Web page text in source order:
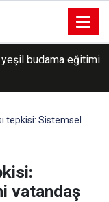
ele geçirildi
tepkisi: Sistemsel
vatandaş